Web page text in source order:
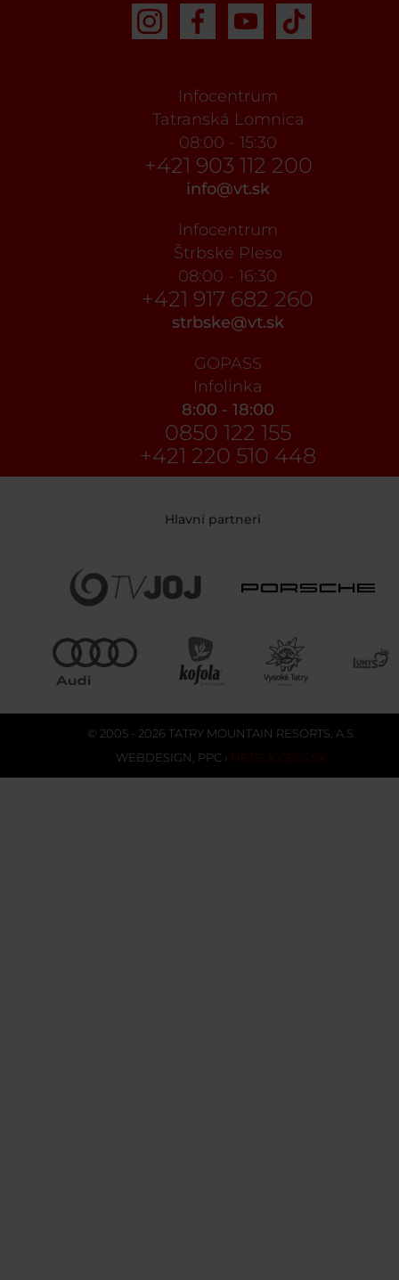
Infocentrum
Tatranská Lomnica
08:00 - 15:30
+421 903 112 200
info@vt.sk
Infocentrum
Štrbské Pleso
08:00 - 16:30
+421 917 682 260
strbske@vt.sk
GOPASS
Infolinka
8:00 - 18:00
0850 122 155
+421 220 510 448
Hlavní partneri
© 2005 - 2026 TATRY MOUNTAIN RESORTS, A.S.
WEBDESIGN PPC › NETSUCCESS.SK